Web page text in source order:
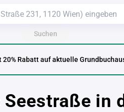
Suchen
Rabatt auf aktuelle
in